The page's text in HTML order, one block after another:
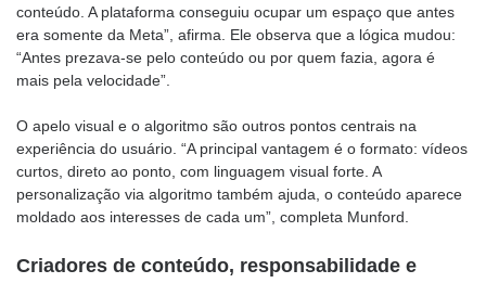
conteúdo. A plataforma conseguiu ocupar um espaço que antes
era somente da Meta”, afirma. Ele observa que a lógica mudou:
“Antes prezava-se pelo conteúdo ou por quem fazia, agora é
mais pela velocidade”.
O apelo visual e o algoritmo são outros pontos centrais na
experiência do usuário. “A principal vantagem é o formato: vídeos
curtos, direto ao ponto, com linguagem visual forte. A
personalização via algoritmo também ajuda, o conteúdo aparece
moldado aos interesses de cada um”, completa Munford.
Criadores de conteúdo, responsabilidade e